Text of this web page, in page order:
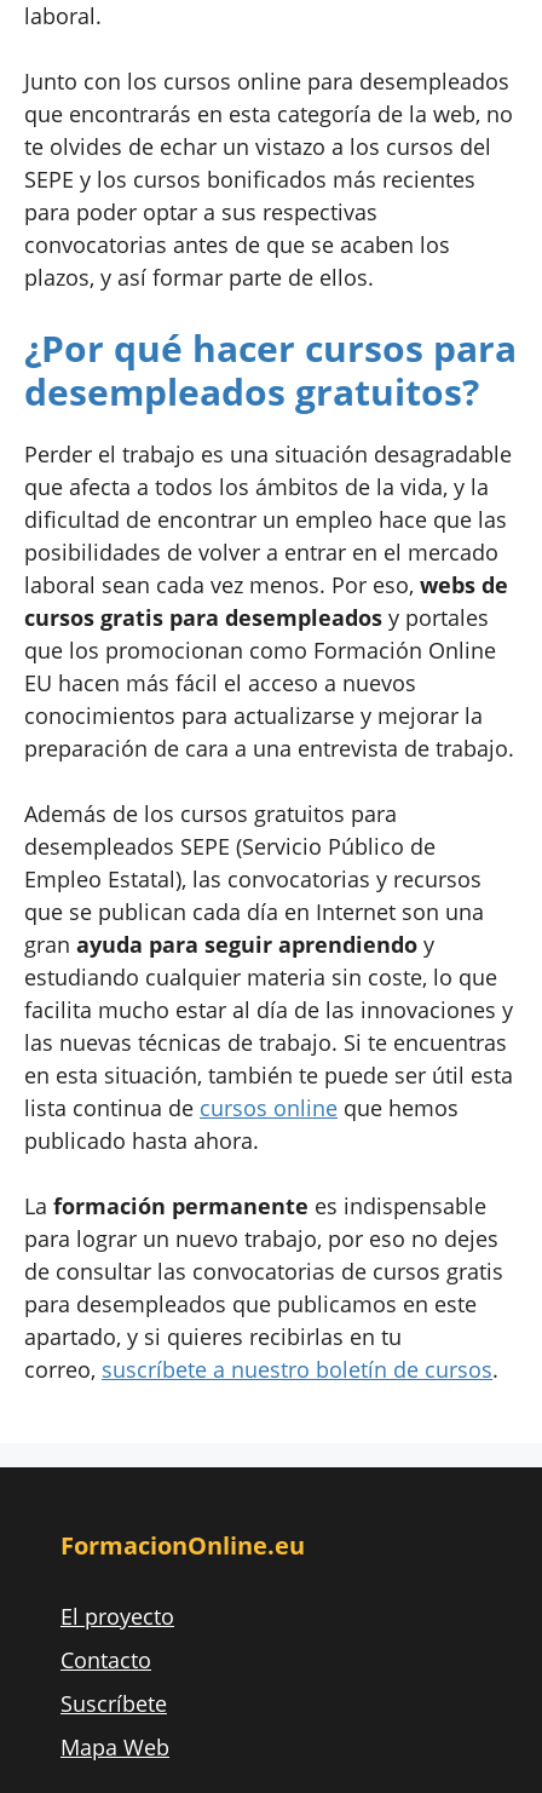
laboral.
Junto con los cursos online para desempleados
que encontrarás en esta categoría de la web, no
te olvides de echar un vistazo a los cursos del
SEPE y los cursos bonificados más recientes
para poder optar a sus respectivas
convocatorias antes de que se acaben los
plazos, y así formar parte de ellos.
¿Por qué hacer cursos para
desempleados gratuitos?
Perder el trabajo es una situación desagradable
que afecta a todos los ámbitos de la vida, y la
dificultad de encontrar un empleo hace que las
posibilidades de volver a entrar en el mercado
laboral sean cada vez menos. Por eso, webs de
cursos gratis para desempleados y portales
que los promocionan como Formación Online
EU hacen más fácil el acceso a nuevos
conocimientos para actualizarse y mejorar la
preparación de cara a una entrevista de trabajo.
Además de los cursos gratuitos para
desempleados SEPE (Servicio Público de
Empleo Estatal), las convocatorias y recursos
que se publican cada día en Internet son una
gran ayuda para seguir aprendiendo y
estudiando cualquier materia sin coste, lo que
facilita mucho estar al día de las innovaciones y
las nuevas técnicas de trabajo. Si te encuentras
en esta situación, también te puede ser útil esta
lista continua de cursos online que hemos
publicado hasta ahora.
La formación permanente es indispensable
para lograr un nuevo trabajo, por eso no dejes
de consultar las convocatorias de cursos gratis
para desempleados que publicamos en este
apartado, y si quieres recibirlas en tu
correo, suscríbete a nuestro boletín de cursos.
FormacionOnline.eu
El proyecto
Contacto
Suscríbete
Mapa Web